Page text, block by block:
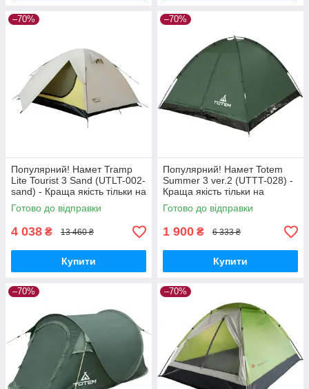
–70%
Популярний! Намет Tramp
Lite Tourist 3 Sand (UTLT-002-
sand) - Краща якість тільки на
Nukleon.com.ua
Готово до відправки
4 038 ₴ 13 460 ₴
Купити
–70%
Популярний! Намет Totem
Summer 3 ver.2 (UTTT-028) -
Краща якість тільки на
Nukleon.com.ua
Готово до відправки
1 900 ₴ 6 333 ₴
Купити
–70% –70%